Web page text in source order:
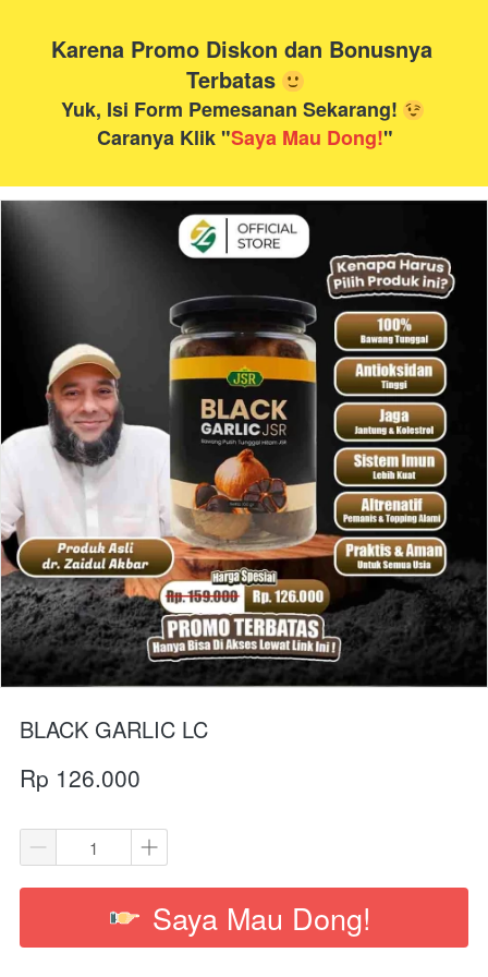
Karena Promo Diskon dan Bonusnya
Terbatas
Yuk, Isi Form Pemesanan Sekarang!
Caranya Klik "Saya Mau Dong!"
BLACK GARLIC LC
Rp 126.000
` Saya Mau Dong!